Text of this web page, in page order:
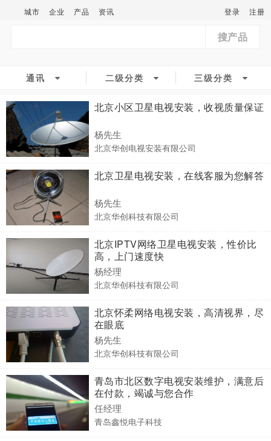
城市 企业 产品 资讯 登录 注册
搜产品
通讯 二级分类 三级分类
北京小区卫星电视安装，收视质量保证
杨先生
北京华创电视安装有限公司
北京卫星电视安装，在线客服为您解答
杨先生
北京华创科技有限公司
北京IPTV网络卫星电视安装，性价比
高，上门速度快
杨经理
北京华创科技有限公司
北京怀柔网络电视安装，高清视界，尽
在眼底
杨先生
北京华创科技有限公司
青岛市北区数字电视安装维护，满意后
在付款，竭诚与您合作
任经理
青岛鑫悦电子科技